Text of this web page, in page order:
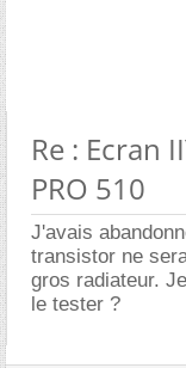
Re : Ecran
PRO 510
J'avais
transistor ne
gros radiateur.
le tester ?